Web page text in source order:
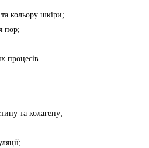
кольору шкіри;
пор;
процесів
та колагену;